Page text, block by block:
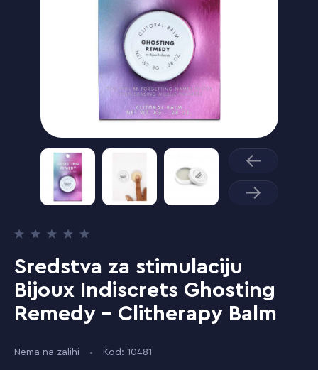
Sredstva za stimulaciju
Bijoux Indiscrets Ghosting
Remedy - Clitherapy Balm
Nema na zalihi Kod: 10481